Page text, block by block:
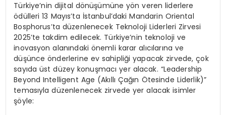
Türkiye’nin dijital dönüşümüne yön veren liderlere
ödülleri 13 Mayıs’ta İstanbul’daki Mandarin Oriental
Bosphorus’ta düzenlenecek Teknoloji Liderleri Zirvesi
2025’te takdim edilecek. Türkiye’nin teknoloji ve
inovasyon alanındaki önemli karar alıcılarına ve
düşünce önderlerine ev sahipliği yapacak zirvede, çok
sayıda üst düzey konuşmacı yer alacak. “Leadership
Beyond Intelligent Age (Akıllı Çağın Ötesinde Liderlik)”
temasıyla düzenlenecek zirvede yer alacak isimler
şöyle: